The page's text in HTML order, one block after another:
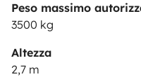
Peso massimo
3500 kg
Altezza
2,7 m